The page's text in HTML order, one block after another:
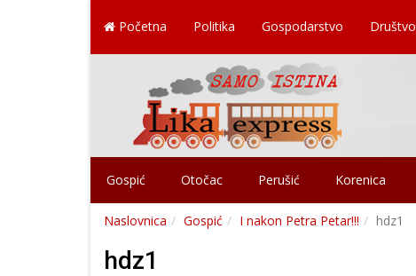
Početna Politika Gospodarstvo Društvo
Gospić Otočac Perušić Korenica
Naslovnica Gospić I nakon Petra Petar!!! hdz1
hdz1